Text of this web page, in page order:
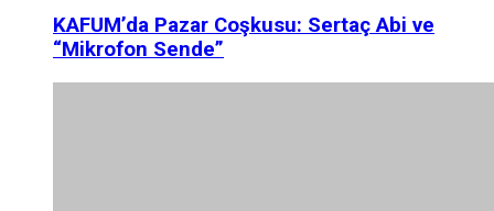
KAFUM’da Pazar Coşkusu: Sertaç Abi ve
“Mikrofon Sende”